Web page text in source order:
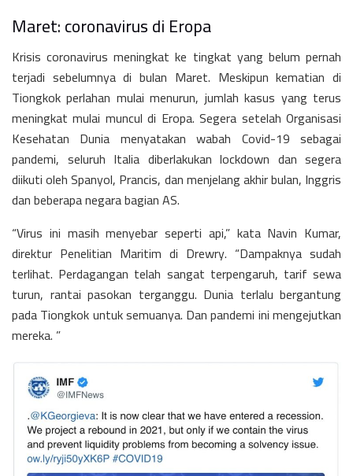
Maret: coronavirus di Eropa
Krisis coronavirus meningkat ke tingkat yang belum pernah
terjadi sebelumnya di bulan Maret. Meskipun kematian di
Tiongkok perlahan mulai menurun, jumlah kasus yang terus
meningkat mulai muncul di Eropa. Segera setelah Organisasi
Kesehatan Dunia menyatakan wabah Covid-19 sebagai
pandemi, seluruh Italia diberlakukan lockdown dan segera
diikuti oleh Spanyol, Prancis, dan menjelang akhir bulan, Inggris
dan beberapa negara bagian AS.
“Virus ini masih menyebar seperti api,” kata Navin Kumar,
direktur Penelitian Maritim di Drewry. “Dampaknya sudah
terlihat. Perdagangan telah sangat terpengaruh, tarif sewa
turun, rantai pasokan terganggu. Dunia terlalu bergantung
pada Tiongkok untuk semuanya. Dan pandemi ini mengejutkan
mereka. ”